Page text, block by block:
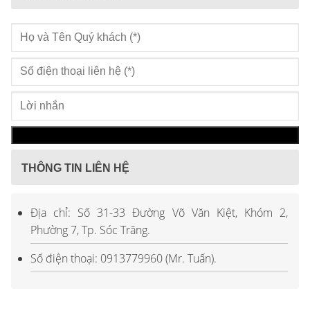
THÔNG TIN LIÊN HỆ
Địa chỉ: Số 31-33 Đường Võ Văn Kiệt, Khóm 2,
Phường 7, Tp. Sóc Trăng.
Số điện thoại: 0913779960 (Mr. Tuấn).